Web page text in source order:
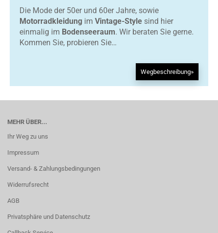
Die Mode der 50er und 60er Jahre, sowie
Motorradkleidung im Vintage-Style sind hier
einmalig im Bodenseeraum. Wir beraten Sie gerne.
Kommen Sie, probieren Sie…
Wegbeschreibung»
MEHR ÜBER...
Ihr Weg zu uns
Impressum
Versand- & Zahlungsbedingungen
Widerrufsrecht
AGB
Privatsphäre und Datenschutz